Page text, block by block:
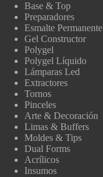
Base & Top
Preparadores
Esmalte Permanente
Gel Constructor
Polygel
Polygel Líquido
Lámparas Led
Extractores
Tornos
Pinceles
Arte & Decoración
Limas & Buffers
Moldes & Tips
Dual Forms
Acrílicos
Insumos